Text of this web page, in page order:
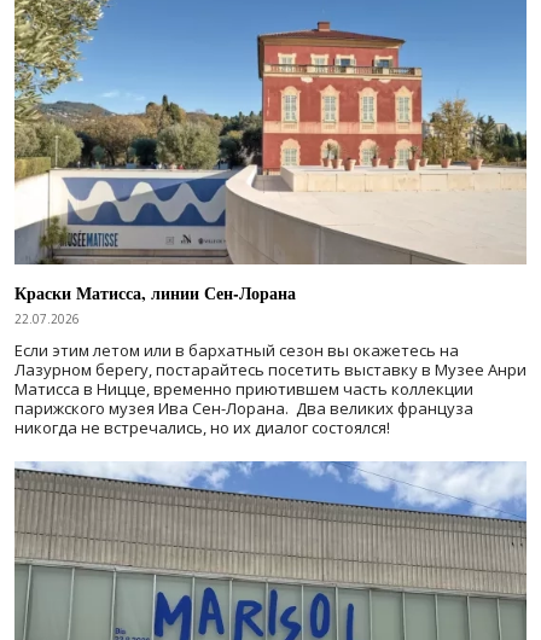
Краски Матисса, линии Сен-Лорана
22.07.2026
Если этим летом или в бархатный сезон вы окажетесь на
Лазурном берегу, постарайтесь посетить выставку в Музее Анри
Матисса в Ницце, временно приютившем часть коллекции
парижского музея Ива Сен-Лорана. Два великих француза
никогда не встречались, но их диалог состоялся!